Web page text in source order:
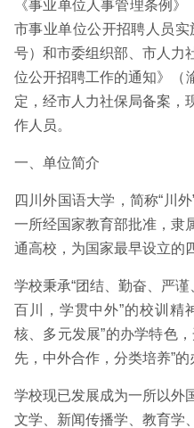
《事业单位人事管理条例
市事业单位公开招聘人员
号）和市委组织部、市人力
位公开招聘工作的通知》（
定，经市人力社保局备案，
作人员。
一、单位简介
四川外国语大学，简称“川
一所经国家教育部批准，隶
通高校，为国家最早设立的
学校秉承“团结、勤奋、严
百川，学贯中外”的校训精
核、多元发展”的办学特色
先，中外合作，分类培养”的
学校现已发展成为一所以外
文学、新闻传播学、教育学